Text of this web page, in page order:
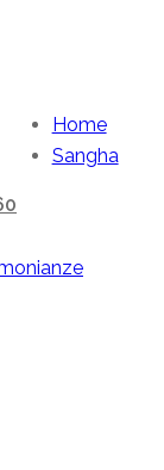
Home
Sangha